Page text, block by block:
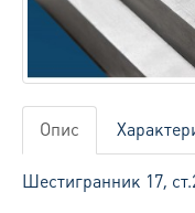
Опис
Шестигранник 17,